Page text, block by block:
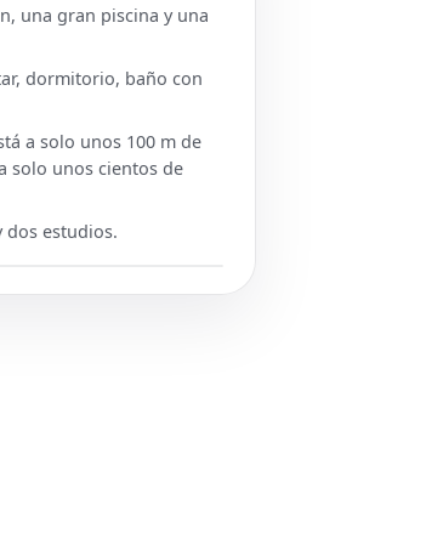
una gran piscina y una
dormitorio, baño con
a solo unos 100 m de
solo unos cientos de
dos estudios.